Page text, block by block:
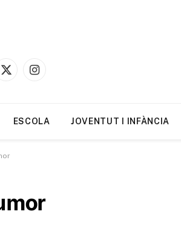
X
Instagram
ESCOLA JOVENTUT I INFÀNCIA